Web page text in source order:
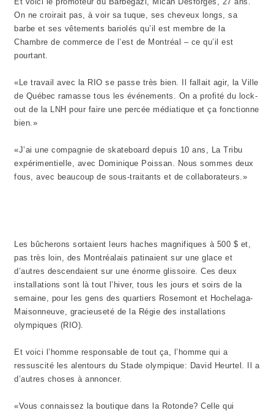
On ne croirait pas, à voir sa tuque, ses cheveux longs, sa
barbe et ses vêtements bariolés qu’il est membre de la
Chambre de commerce de l’est de Montréal – ce qu’il est
pourtant.
«Le travail avec la RIO se passe très bien. Il fallait agir, la Ville
de Québec ramasse tous les événements. On a profité du lock-
out de la LNH pour faire une percée médiatique et ça fonctionne
bien.»
«J’ai une compagnie de skateboard depuis 10 ans, La Tribu
expérimentielle, avec Dominique Poissan. Nous sommes deux
fous, avec beaucoup de sous-traitants et de collaborateurs.»
Les bûcherons sortaient leurs haches magnifiques à 500 $ et,
pas très loin, des Montréalais patinaient sur une glace et
d’autres descendaient sur une énorme glissoire. Ces deux
installations sont là tout l’hiver, tous les jours et soirs de la
semaine, pour les gens des quartiers Rosemont et Hochelaga-
Maisonneuve, gracieuseté de la Régie des installations
olympiques (RIO).
Et voici l’homme responsable de tout ça, l’homme qui a
ressuscité les alentours du Stade olympique: David Heurtel. Il a
d’autres choses à annoncer.
«Vous connaissez la boutique dans la Rotonde? Celle qui